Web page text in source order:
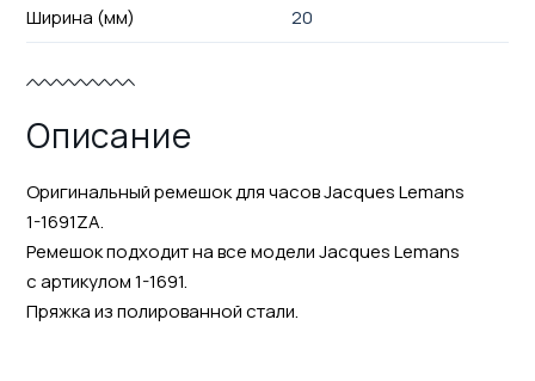
Ширина (мм)
20
Описание
Оригинальный ремешок для часов Jacques Lemans
1-1691ZA.
Ремешок подходит на все модели Jacques Lemans
с артикулом 1-1691.
Пряжка из полированной стали.